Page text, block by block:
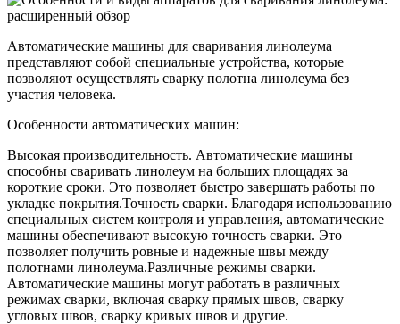
Автоматические машины для сваривания линолеума
представляют собой специальные устройства, которые
позволяют осуществлять сварку полотна линолеума без
участия человека.
Особенности автоматических машин:
Высокая производительность. Автоматические машины
способны сваривать линолеум на больших площадях за
короткие сроки. Это позволяет быстро завершать работы по
укладке покрытия.Точность сварки. Благодаря использованию
специальных систем контроля и управления, автоматические
машины обеспечивают высокую точность сварки. Это
позволяет получить ровные и надежные швы между
полотнами линолеума.Различные режимы сварки.
Автоматические машины могут работать в различных
режимах сварки, включая сварку прямых швов, сварку
угловых швов, сварку кривых швов и другие.